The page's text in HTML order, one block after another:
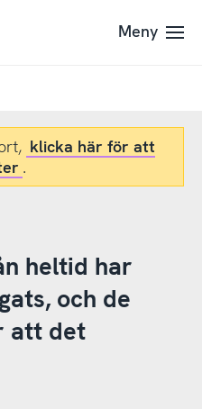
Meny
klicka här för att
.
heltid har
och de
att det